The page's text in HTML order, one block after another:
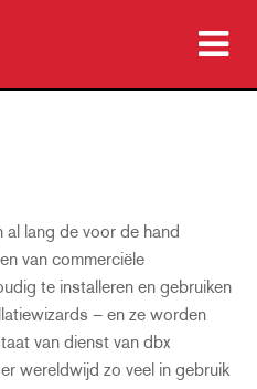
lang de voor de hand
van commerciële
te installeren en gebruiken
– en ze worden
van dienst van dbx
wereldwijd zo veel in gebruik